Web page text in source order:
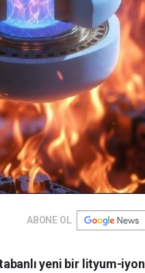
ABONE OL
yeni bir lityum-iyon